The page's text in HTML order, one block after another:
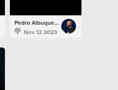
Pedro Albuquerque
Nov 12 2023